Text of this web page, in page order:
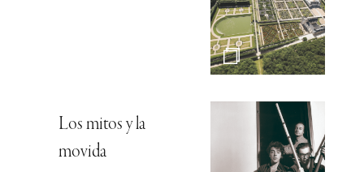
Los mitos y la
movida